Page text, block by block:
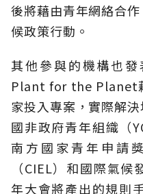
後將藉由青年網絡合
候政策行動。
其他參與的機構也
Plant for the Planet
家投入專案，實際解
國非政府青年組織（
南方國家青年申請
（CIEL）和國際氣
年大會將產出的規則